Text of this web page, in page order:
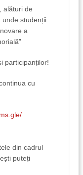
, alături de
unde studenții
a
participanților!
cu
din cadrul
puteți